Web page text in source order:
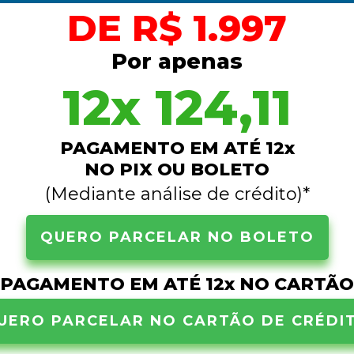
DE R$ 1.997
Por apenas
12x 124,11
PAGAMENTO EM ATÉ 12x
NO PIX OU BOLETO
(Mediante análise de crédito)*
QUERO PARCELAR NO BOLETO
PAGAMENTO EM ATÉ 12x NO CARTÃO
PARCELAR NO CARTÃO DE